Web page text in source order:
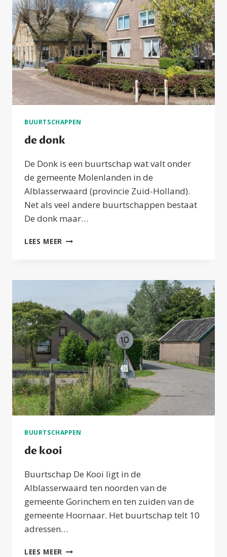
BUURTSCHAPPEN
de donk
De Donk is een buurtschap wat valt onder
de gemeente Molenlanden in de
Alblasserwaard (provincie Zuid-Holland).
Net als veel andere buurtschappen bestaat
De donk maar…
LEES MEER DE
BUURTSCHAPPEN
de kooi
Buurtschap De Kooi ligt in de
Alblasserwaard ten noorden van de
gemeente Gorinchem en ten zuiden van de
gemeente Hoornaar. Het buurtschap telt 10
adressen…
LEES MEER DE